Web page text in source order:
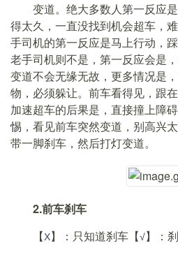
变道。绝大多数人第一反应是
得太久，一直没找到机会超车，
手司机的第一反应是马上行动，
老手司机则不是，第一反应会是
变道不会无缘无故，更多情况是
物，必须躲让。前车看得见，跟
加速超车的后果是，直接撞上障
惕，看见前车突然变道，别高兴
带一脚刹车，然后打灯变道。
2.前车刹车
【Χ】：只知道刹车【√】：